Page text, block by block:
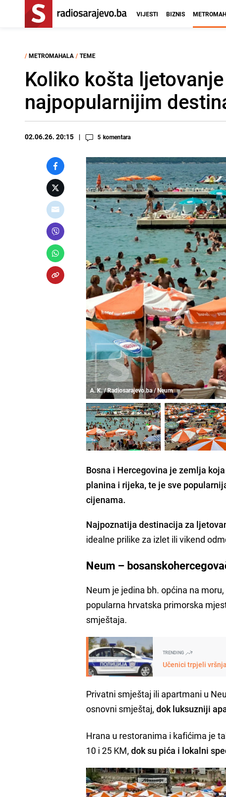
VIJESTI BIZNIS
/ METROMAHALA / TEME
Koliko košta
najpopularnijim
02.06.26. 20:15 5 komentara
A. K. / Radiosarajevo.ba / Neum
Bosna i Hercegovina je zemlja
planina i rijeka, te je sve
cijenama.
Najpoznatija destinacija za
idealne prilike za izlet ili vikend
Neum –
Neum je jedina bh. općina na
popularna hrvatska primorska
smještaja.
TRENDING
Učenici trpjeli
Privatni smještaj ili apartmani u
osnovni smještaj,dok luksuzniji
Hrana u restoranima i kafićima je
10 i 25 KM,dok su pića i lokalni